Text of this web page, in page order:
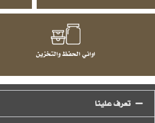
اواني الحفظ والتخزين
تعرف علينا